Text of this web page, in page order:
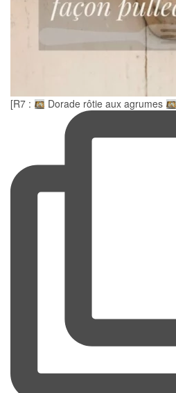
[R7 : Dorade rôtie aux agrumes